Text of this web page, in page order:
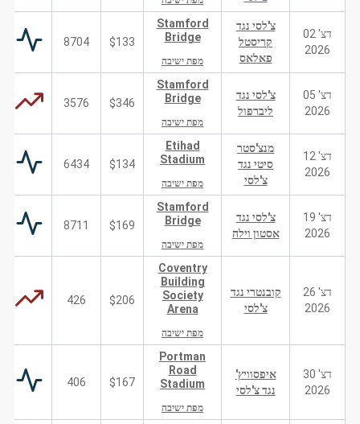
דצ' 02
2026
צ'לסי נגד
קריסטל
פאלאס
Stamford
Bridge
מפת ישיבה
$133
8704
דצ' 05
2026
צ'לסי נגד
ליברפול
Stamford
Bridge
מפת ישיבה
$346
3576
דצ' 12
2026
מנצ'סטר
סיטי נגד
צ'לסי
Etihad
Stadium
מפת ישיבה
$134
6434
דצ' 19
2026
צ'לסי נגד
אסטון וילה
Stamford
Bridge
מפת ישיבה
$169
8711
דצ' 26
2026
קובנטרי נגד
צ'לסי
Coventry
Building
Society
Arena
מפת ישיבה
$206
426
דצ' 30
2026
איפסוויץ'
נגד צ'לסי
Portman
Road
Stadium
מפת ישיבה
$167
406